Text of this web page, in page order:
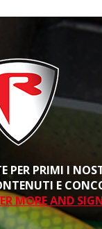
PER PRIMI I
E
MORE AND